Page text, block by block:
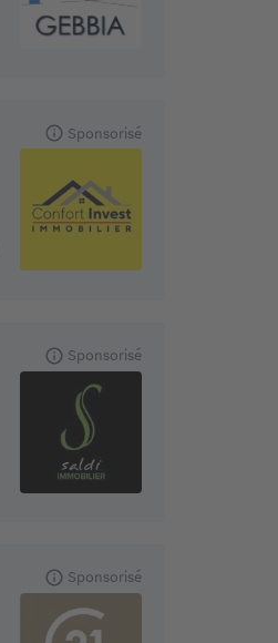
Sponsorisé
Sponsorisé
Sponsorisé